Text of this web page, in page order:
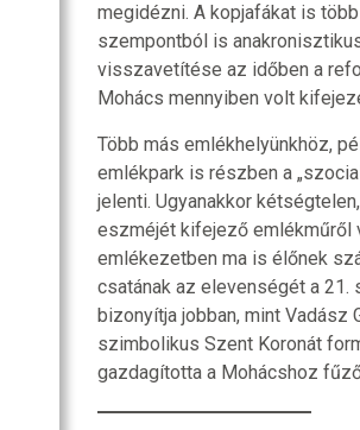
megidézni. A kopjafákat is
szempontból is
visszavetítése az időben a
Mohács mennyiben volt
Több más emlékhelyünkhöz,
emlékpark is részben a
jelenti. Ugyanakkor
eszméjét kifejező emlékműről
emlékezetben ma is élőnek
csatának az elevenségét a
bizonyítja jobban, mint Vadász
szimbolikus Szent Koronát
gazdagította a Mohácshoz